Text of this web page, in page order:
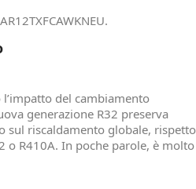
del cambiamento
generazione R32 preserva
sul riscaldamento globale, rispetto
o R410A. In poche parole, è molto